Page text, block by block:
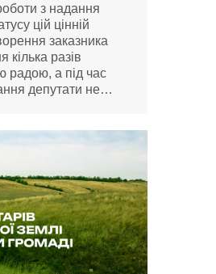
з надання
цій цінній
заказника
разів
радою, а під час
депутати не…